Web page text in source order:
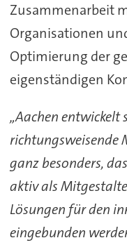
Zusammenarbeit
Organisationen
Optimierung der
eigenständigen
„Aachen
richtungsweisende
ganz besonders,
aktiv als
Lösungen für den
eingebunden